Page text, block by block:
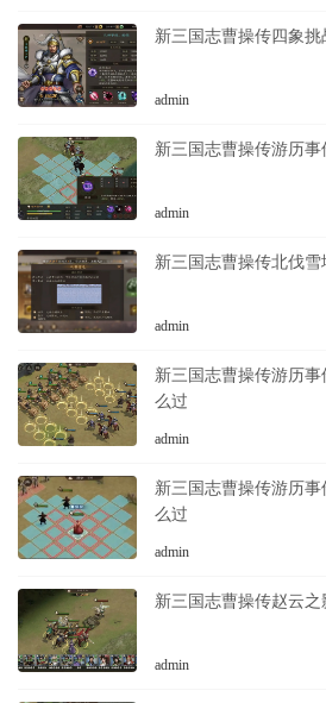
新三国志曹操传四象挑
admin
新三国志曹操传游历
admin
新三国志曹操传北伐
admin
新三国志曹操传游历
么过
admin
新三国志曹操传游历
么过
admin
新三国志曹操传赵云
admin